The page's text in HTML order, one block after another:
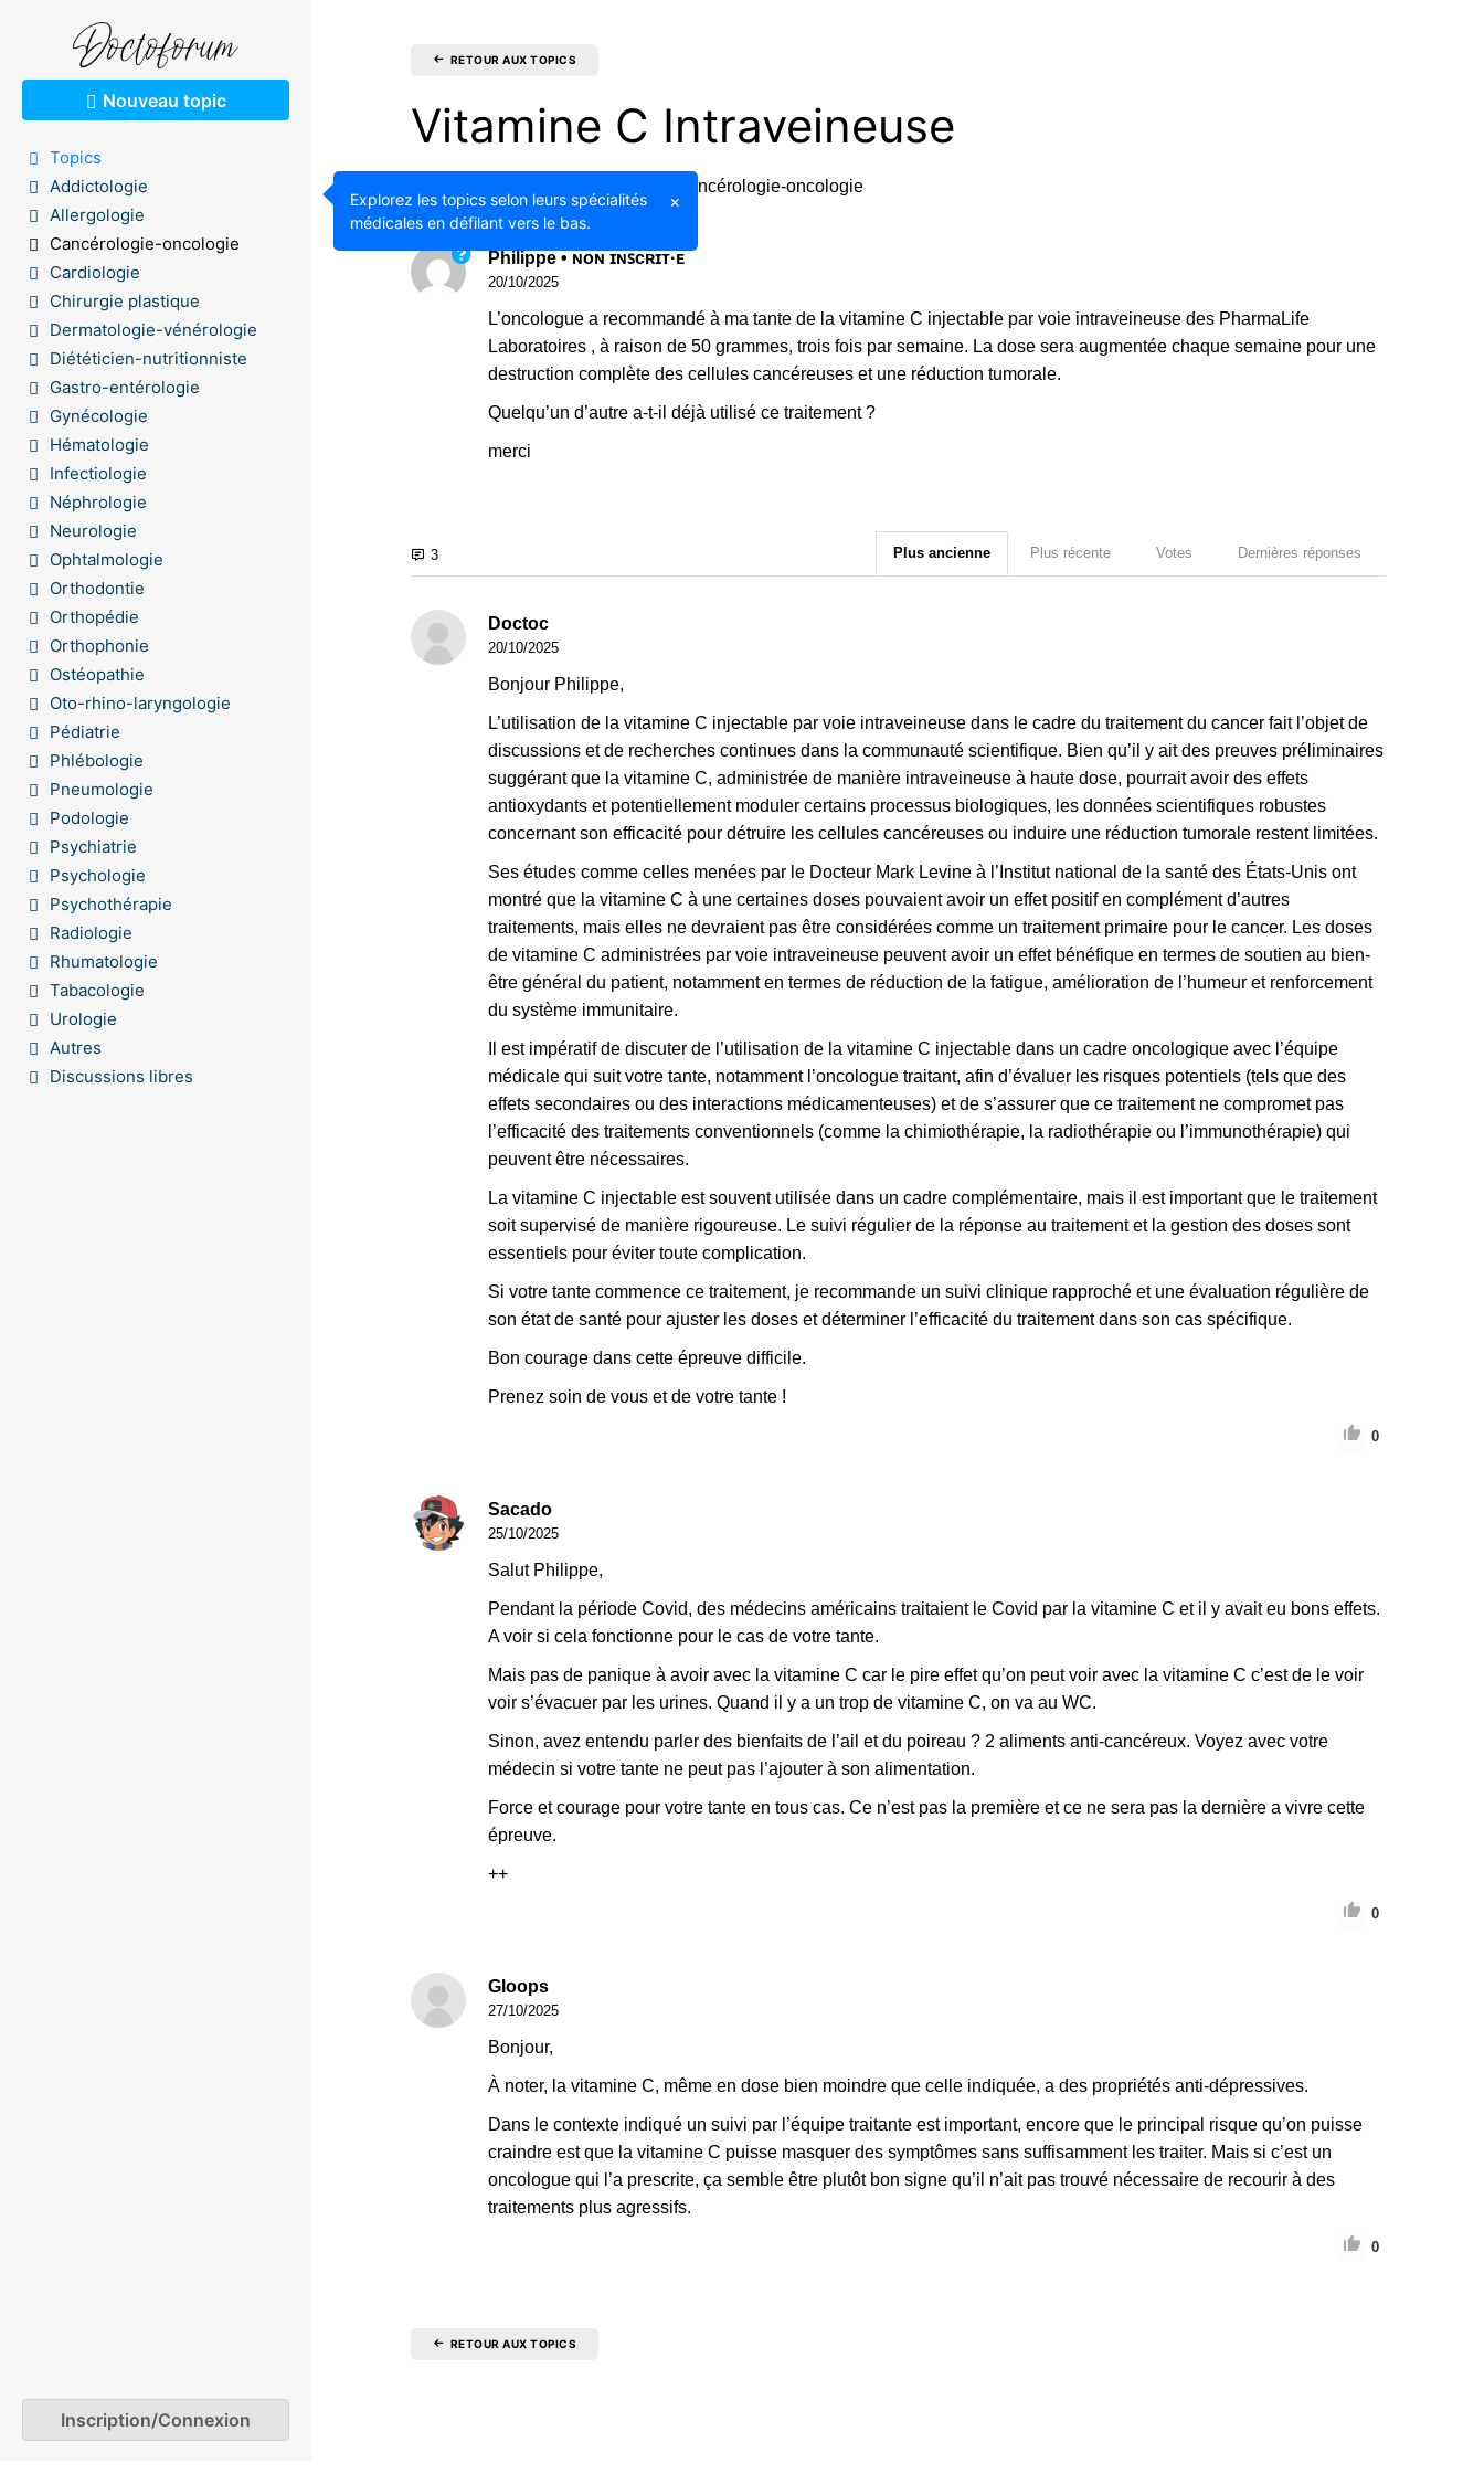
Nouveau topic
Topics
Addictologie
Allergologie
Cancérologie-oncologie
Cardiologie
Chirurgie plastique
Dermatologie-vénérologie
Diététicien-nutritionniste
Gastro-entérologie
Gynécologie
Hématologie
Infectiologie
Néphrologie
Neurologie
Ophtalmologie
Orthodontie
Orthopédie
Orthophonie
Ostéopathie
Oto-rhino-laryngologie
Pédiatrie
Phlébologie
Pneumologie
Podologie
Psychiatrie
Psychologie
Psychothérapie
Radiologie
Rhumatologie
Tabacologie
Urologie
Autres
Discussions libres
Inscription/Connexion
RETOUR AUX TOPICS
Vitamine C Intraveineuse
Cancérologie-oncologie
Philippe • ɴᴏɴ ɪɴꜱᴄʀɪᴛ·ᴇ
20/10/2025
L’oncologue a recommandé à ma tante de la vitamine C injectable par voie intraveineuse des PharmaLife
Laboratoires , à raison de 50 grammes, trois fois par semaine. La dose sera augmentée chaque semaine pour une
destruction complète des cellules cancéreuses et une réduction tumorale.
Quelqu’un d’autre a-t-il déjà utilisé ce traitement ?
merci
Dernières réponses
Votes
Plus récente
Plus ancienne
Doctoc
20/10/2025
Bonjour Philippe,
L’utilisation de la vitamine C injectable par voie intraveineuse dans le cadre du traitement du cancer fait l’objet de
discussions et de recherches continues dans la communauté scientifique. Bien qu’il y ait des preuves préliminaires
suggérant que la vitamine C, administrée de manière intraveineuse à haute dose, pourrait avoir des effets
antioxydants et potentiellement moduler certains processus biologiques, les données scientifiques robustes
concernant son efficacité pour détruire les cellules cancéreuses ou induire une réduction tumorale restent limitées.
Ses études comme celles menées par le Docteur Mark Levine à l’Institut national de la santé des États-Unis ont
montré que la vitamine C à une certaines doses pouvaient avoir un effet positif en complément d’autres
traitements, mais elles ne devraient pas être considérées comme un traitement primaire pour le cancer. Les doses
de vitamine C administrées par voie intraveineuse peuvent avoir un effet bénéfique en termes de soutien au bien-
être général du patient, notamment en termes de réduction de la fatigue, amélioration de l’humeur et renforcement
du système immunitaire.
Il est impératif de discuter de l’utilisation de la vitamine C injectable dans un cadre oncologique avec l’équipe
médicale qui suit votre tante, notamment l’oncologue traitant, afin d’évaluer les risques potentiels (tels que des
effets secondaires ou des interactions médicamenteuses) et de s’assurer que ce traitement ne compromet pas
l’efficacité des traitements conventionnels (comme la chimiothérapie, la radiothérapie ou l’immunothérapie) qui
peuvent être nécessaires.
La vitamine C injectable est souvent utilisée dans un cadre complémentaire, mais il est important que le traitement
soit supervisé de manière rigoureuse. Le suivi régulier de la réponse au traitement et la gestion des doses sont
essentiels pour éviter toute complication.
Si votre tante commence ce traitement, je recommande un suivi clinique rapproché et une évaluation régulière de
son état de santé pour ajuster les doses et déterminer l’efficacité du traitement dans son cas spécifique.
Bon courage dans cette épreuve difficile.
Prenez soin de vous et de votre tante !
0
Sacado
25/10/2025
Salut Philippe,
Pendant la période Covid, des médecins américains traitaient le Covid par la vitamine C et il y avait eu bons effets.
A voir si cela fonctionne pour le cas de votre tante.
Mais pas de panique à avoir avec la vitamine C car le pire effet qu’on peut voir avec la vitamine C c’est de le voir
voir s’évacuer par les urines. Quand il y a un trop de vitamine C, on va au WC.
Sinon, avez entendu parler des bienfaits de l’ail et du poireau ? 2 aliments anti-cancéreux. Voyez avec votre
médecin si votre tante ne peut pas l’ajouter à son alimentation.
Force et courage pour votre tante en tous cas. Ce n’est pas la première et ce ne sera pas la dernière a vivre cette
épreuve.
++
0
Gloops
27/10/2025
Bonjour,
À noter, la vitamine C, même en dose bien moindre que celle indiquée, a des propriétés anti-dépressives.
Dans le contexte indiqué un suivi par l’équipe traitante est important, encore que le principal risque qu’on puisse
craindre est que la vitamine C puisse masquer des symptômes sans suffisamment les traiter. Mais si c’est un
oncologue qui l’a prescrite, ça semble être plutôt bon signe qu’il n’ait pas trouvé nécessaire de recourir à des
traitements plus agressifs.
0
RETOUR AUX TOPICS
Explorez les topics selon leurs spécialités
médicales en défilant vers le bas.
×